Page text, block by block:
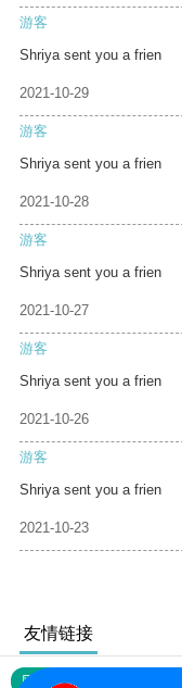
游客
Shriya sent you a frien
2021-10-29
游客
Shriya sent you a frien
2021-10-28
游客
Shriya sent you a frien
2021-10-27
游客
Shriya sent you a frien
2021-10-26
游客
Shriya sent you a frien
2021-10-23
友情链接
网站地图